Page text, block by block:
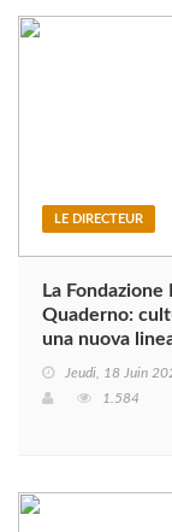
LE DIRECTEUR
La
Quaderno:
una nuova
Jeudi, 18 Juin
1.584